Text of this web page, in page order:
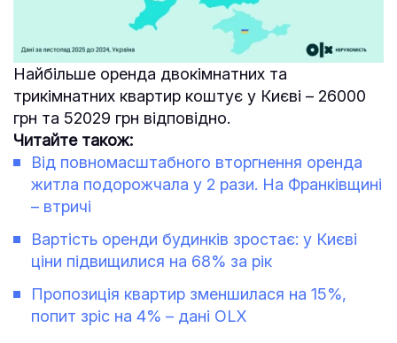
Найбільше оренда двокімнатних та
трикімнатних квартир коштує у Києві – 26000
грн та 52029 грн відповідно.
Читайте також:
Від повномасштабного вторгнення оренда
житла подорожчала у 2 рази. На Франківщині
– втричі
Вартість оренди будинків зростає: у Києві
ціни підвищилися на 68% за рік
Пропозиція квартир зменшилася на 15%,
попит зріс на 4% – дані OLX